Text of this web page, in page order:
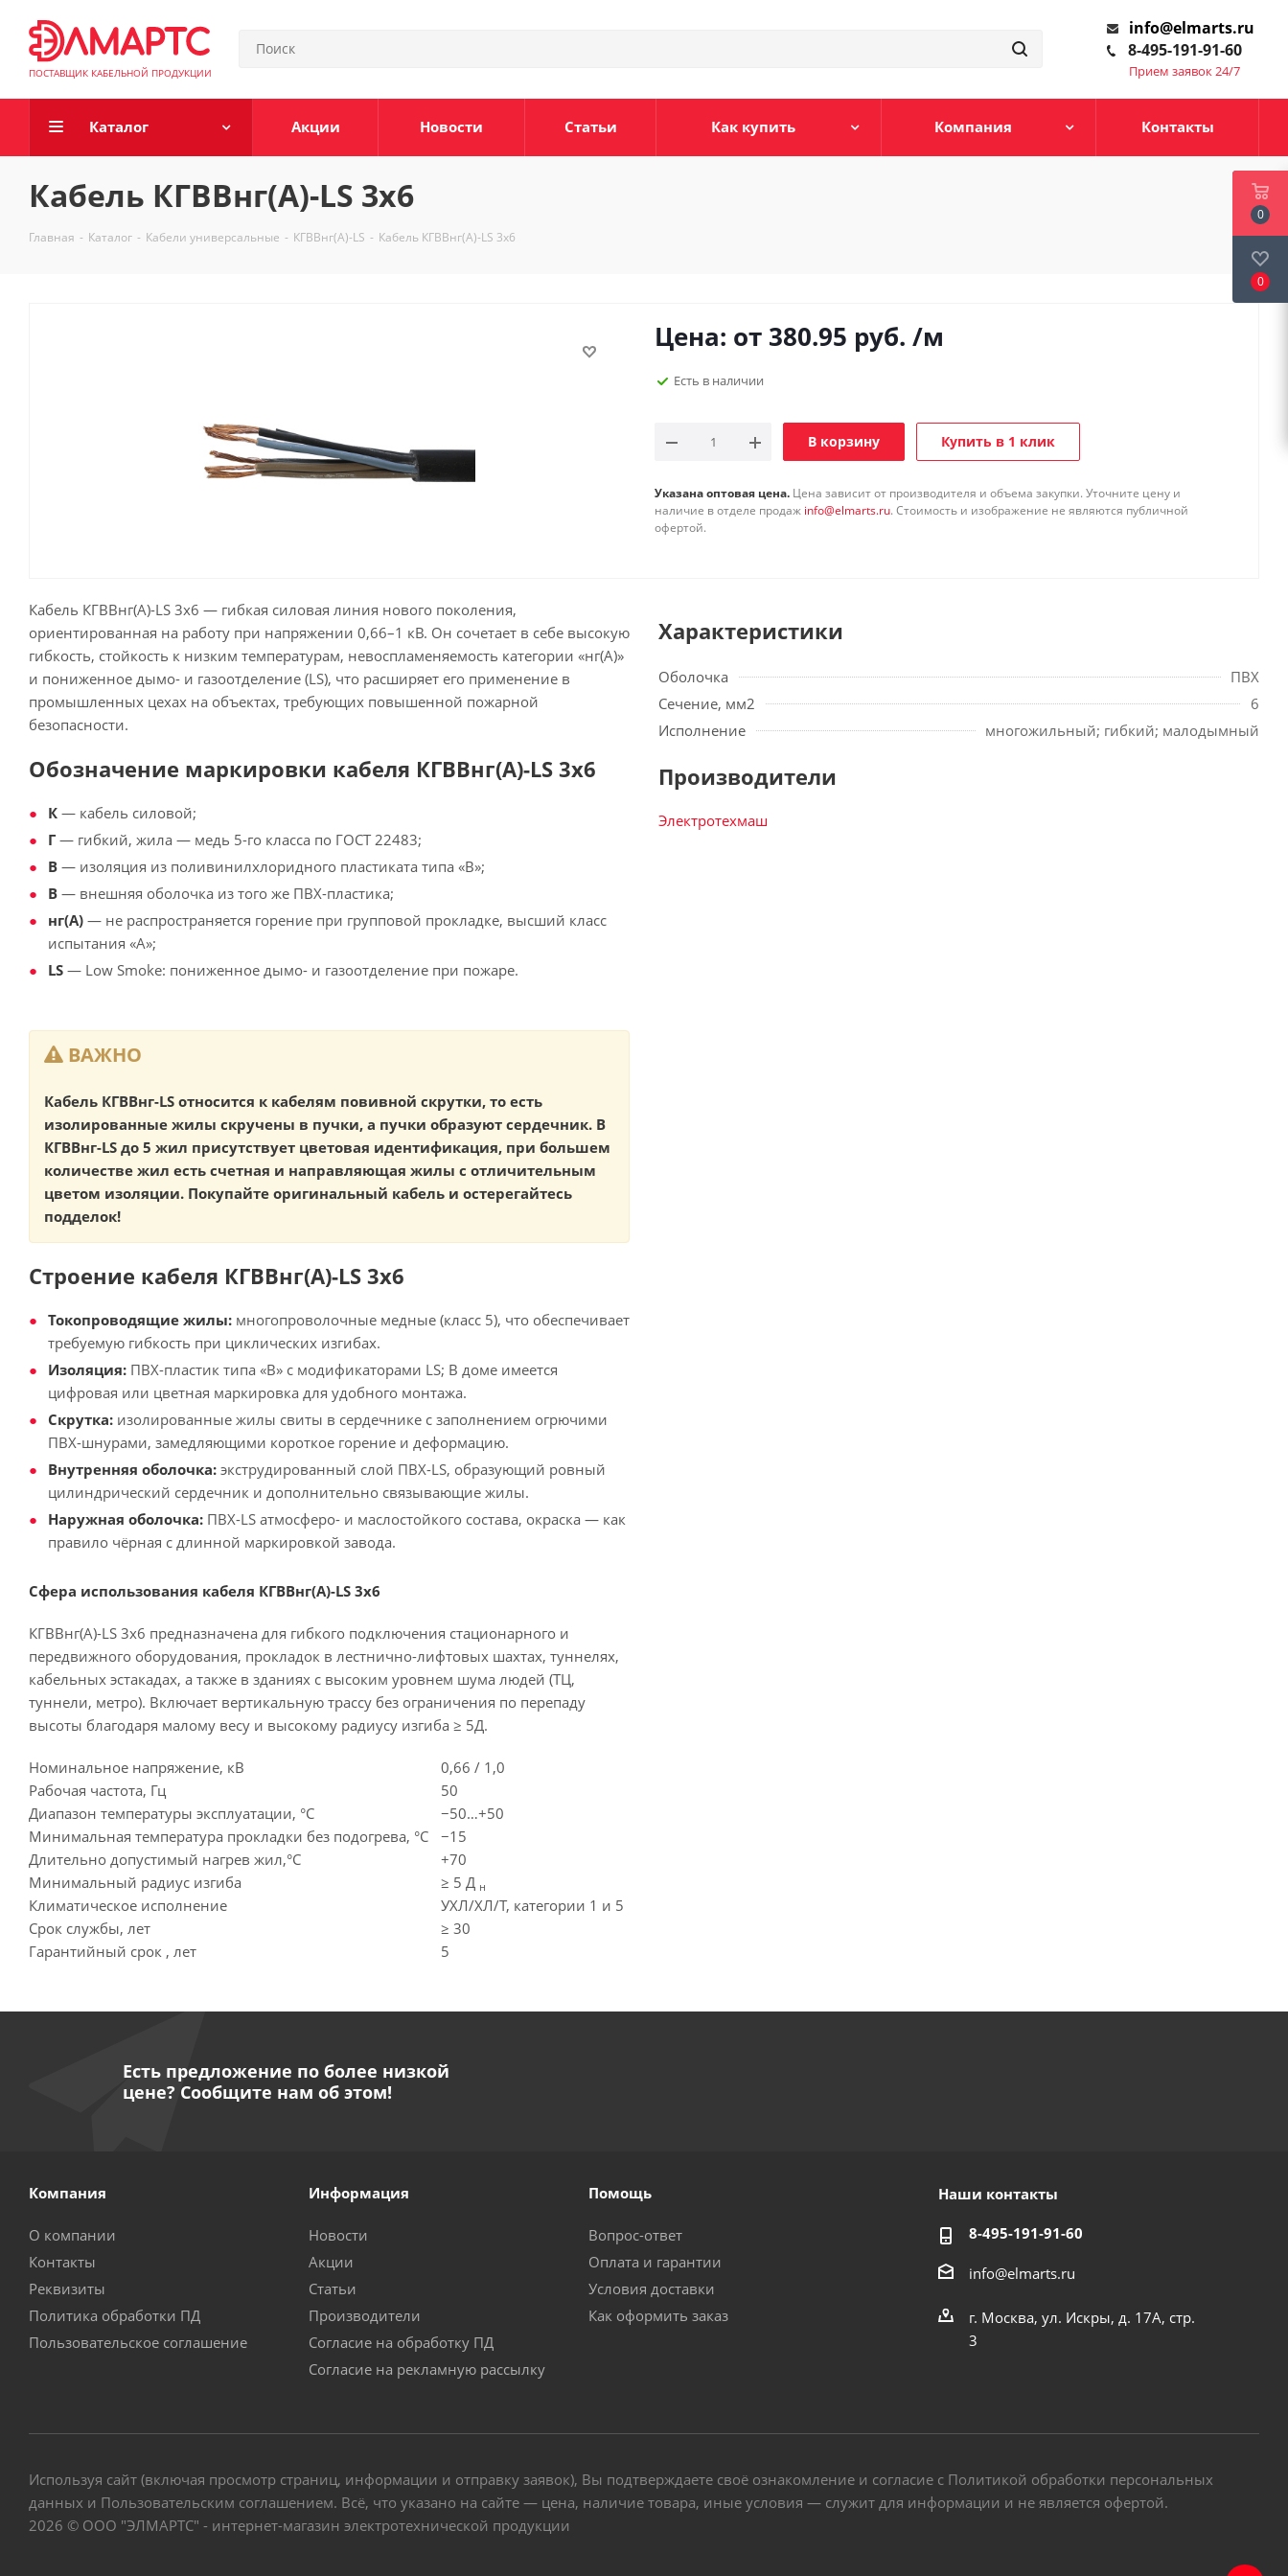
ПОСТАВЩИК КАБЕЛЬНОЙ ПРОДУКЦИИ
info@elmarts.ru
8-495-191-91-60
Прием заявок 24/7
Каталог Акции Новости Статьи Как купить Компания Контакты
Кабель КГВВнг(А)-LS 3х6
Главная - Каталог - Кабели универсальные - КГВВнг(А)-LS - Кабель КГВВнг(А)-LS 3х6
Цена: от 380.95 руб. /м
Есть в наличии
В корзину Купить в 1 клик
Указана оптовая цена. Цена зависит от производителя и объема закупки. Уточните цену и
наличие в отделе продаж info@elmarts.ru. Стоимость и изображение не являются публичной
офертой.
Кабель КГВВнг(А)-LS 3х6 — гибкая силовая линия нового поколения,
ориентированная на работу при напряжении 0,66–1 кВ. Он сочетает в себе высокую
гибкость, стойкость к низким температурам, невоспламеняемость категории «нг(А)»
и пониженное дымо- и газоотделение (LS), что расширяет его применение в
промышленных цехах на объектах, требующих повышенной пожарной
безопасности.
Обозначение маркировки кабеля КГВВнг(А)-LS 3х6
К — кабель силовой;
Г — гибкий, жила — медь 5-го класса по ГОСТ 22483;
В — изоляция из поливинилхлоридного пластиката типа «В»;
В — внешняя оболочка из того же ПВХ-пластика;
нг(А) — не распространяется горение при групповой прокладке, высший класс
испытания «А»;
LS — Low Smoke: пониженное дымо- и газоотделение при пожаре.
ВАЖНО
Кабель КГВВнг-LS относится к кабелям повивной скрутки, то есть
изолированные жилы скручены в пучки, а пучки образуют сердечник. В
КГВВнг-LS до 5 жил присутствует цветовая идентификация, при большем
количестве жил есть счетная и направляющая жилы с отличительным
цветом изоляции. Покупайте оригинальный кабель и остерегайтесь
подделок!
Строение кабеля КГВВнг(А)-LS 3х6
Токопроводящие жилы: многопроволочные медные (класс 5), что обеспечивает
требуемую гибкость при циклических изгибах.
Изоляция: ПВХ-пластик типа «В» с модификаторами LS; В доме имеется
цифровая или цветная маркировка для удобного монтажа.
Скрутка: изолированные жилы свиты в сердечнике с заполнением огрючими
ПВХ-шнурами, замедляющими короткое горение и деформацию.
Внутренняя оболочка: экструдированный слой ПВХ-LS, образующий ровный
цилиндрический сердечник и дополнительно связывающие жилы.
Наружная оболочка: ПВХ-LS атмосферо- и маслостойкого состава, окраска — как
правило чёрная с длинной маркировкой завода.
Сфера использования кабеля КГВВнг(А)-LS 3х6
КГВВнг(А)-LS 3х6 предназначена для гибкого подключения стационарного и
передвижного оборудования, прокладок в лестнично-лифтовых шахтах, туннелях,
кабельных эстакадах, а также в зданиях с высоким уровнем шума людей (ТЦ,
туннели, метро). Включает вертикальную трассу без ограничения по перепаду
высоты благодаря малому весу и высокому радиусу изгиба ≥ 5Д.
Номинальное напряжение, кВ
0,66 / 1,0
Рабочая частота, Гц
50
Диапазон температуры эксплуатации, °C
−50…+50
Минимальная температура прокладки без подогрева, °C
−15
Длительно допустимый нагрев жил,°C
+70
Минимальный радиус изгиба
≥ 5 Д н
Климатическое исполнение
УХЛ/ХЛ/Т, категории 1 и 5
Срок службы, лет
≥ 30
Гарантийный срок , лет
5
Характеристики
Оболочка
ПВХ
Сечение, мм2
6
Исполнение
многожильный; гибкий; малодымный
Производители
Электротехмаш
Есть предложение по более низкой
цене? Сообщите нам об этом!
Компания
О компании
Контакты
Реквизиты
Политика обработки ПД
Пользовательское соглашение
Информация
Новости
Акции
Статьи
Производители
Согласие на обработку ПД
Согласие на рекламную рассылку
Помощь
Вопрос-ответ
Оплата и гарантии
Условия доставки
Как оформить заказ
Наши контакты
8-495-191-91-60
info@elmarts.ru
г. Москва, ул. Искры, д. 17А, стр.
3
Используя сайт (включая просмотр страниц, информации и отправку заявок), Вы подтверждаете своё ознакомление и согласие с Политикой обработки персональных
данных и Пользовательским соглашением. Всё, что указано на сайте — цена, наличие товара, иные условия — служит для информации и не является офертой.
2026 © ООО "ЭЛМАРТС" - интернет-магазин электротехнической продукции
0
0